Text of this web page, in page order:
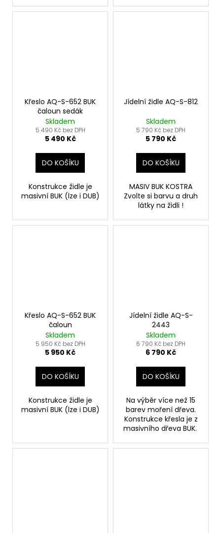
Křeslo AQ-S-652 BUK
čaloun sedák
Skladem
5 490 Kč bez DPH
5 490 Kč
DO KOŠÍKU
Konstrukce židle je
masivní BUK (lze i DUB)
Jídelní židle AQ-S-812
Skladem
5 790 Kč bez DPH
5 790 Kč
DO KOŠÍKU
MASIV BUK KOSTRA
Zvolte si barvu a druh
látky na židli !
Křeslo AQ-S-652 BUK
čaloun
Skladem
5 950 Kč bez DPH
5 950 Kč
DO KOŠÍKU
Konstrukce židle je
masivní BUK (lze i DUB)
Jídelní židle AQ-S-
2443
Skladem
6 790 Kč bez DPH
6 790 Kč
DO KOŠÍKU
Na výběr více než 15
barev moření dřeva.
Konstrukce křesla je z
masivního dřeva BUK.